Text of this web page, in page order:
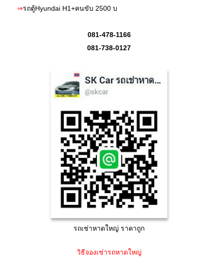
⇒รถตู้Hyundai H1+คนขับ 2500 บ
081-478-1166
081-738-0127
รถเช่าหาดใหญ่ ราคาถูก
วิธีจองเช่ารถหาดใหญ่